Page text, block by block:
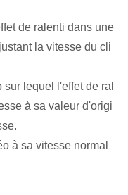
de ralenti dans une
la vitesse du cli
lequel l'effet de ral
à sa valeur d'origi
à sa vitesse normal